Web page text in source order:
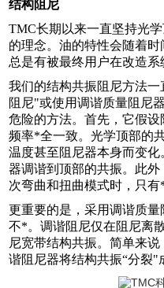
结构阻尼
TMC长期以来一直坚持光
的理念。油的特性会随着
总是有被最终用户在改造系
我们的结构共振阻尼方法
阻尼"或使用调谐质量阻尼
危险的方法。首先，它假
频率*全一致。光学顶部的
温度甚至阻尼器本身而变
器调谐到顶部的共振。此
次弯曲和扭曲模式时，只有
更重要的是，采用调谐质
不*。调谐阻尼仅在阻尼离
尼宽带结构共振。简单来
谐阻尼器将结构共振“分裂"